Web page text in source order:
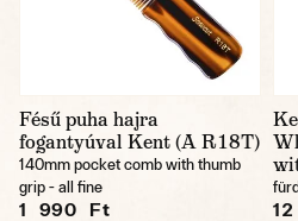
Fésű puha hajra
fogantyúval Kent (A R18T)
140mm pocket comb with thumb
grip - all fine
1 990 Ft